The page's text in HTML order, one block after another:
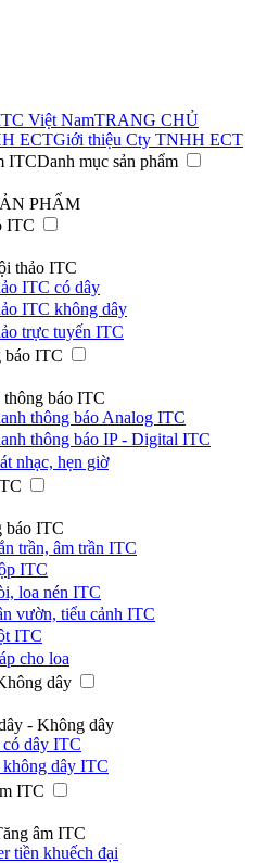
TRANG CHỦ
Giới thiệu Cty TNHH ECT
Danh mục sản phẩm
PHẨM
ITC
thảo ITC
ITC có dây
ITC không dây
trực tuyến ITC
báo ITC
thông báo ITC
thông báo Analog ITC
thông báo IP - Digital ITC
nhạc, hẹn giờ
báo ITC
trần, âm trần ITC
ITC
loa nén ITC
vườn, tiểu cảnh ITC
ITC
cho loa
dây
- Không dây
dây ITC
dây ITC
ITC
âm ITC
tiền khuếch đại